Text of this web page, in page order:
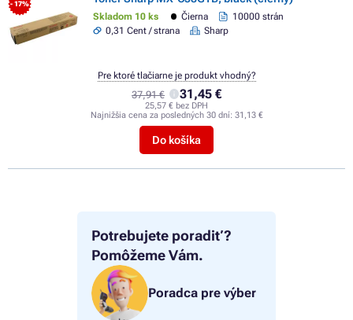
Potrebujete poradiť?
Pomôžeme Vám.
Poradca pre výber
- 17%
Skladom 10 ks Čierna
10000 strán
0,31 Cent / strana
Sharp
37,91 € 31,45 €
25,57 € bez DPH
Najnižšia cena za posledných 30 dní: 31,13 €
Do košíka
Pre ktoré tlačiarne je produkt vhodný?